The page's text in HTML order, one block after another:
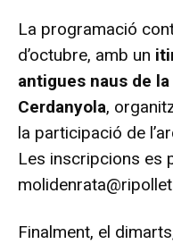
La programació
d’octubre, amb un
antigues naus de
Cerdanyola,
la participació de
Les inscripcions es
Finalment, el